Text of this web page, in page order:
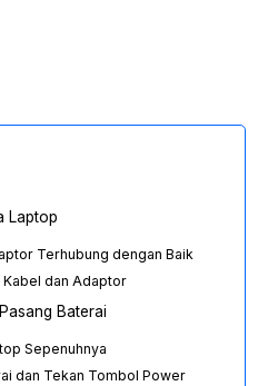
Laptop
Terhubung dengan Baik
dan Adaptor
Baterai
Sepenuhnya
dan Tekan Tombol Power